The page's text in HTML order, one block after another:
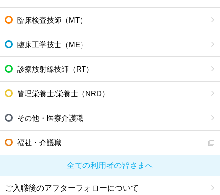
臨床検査技師（MT）
臨床工学技士（ME）
診療放射線技師（RT）
管理栄養士/栄養士（NRD）
その他・医療介護職
福祉・介護職
全ての利用者の皆さまへ
ご入職後のアフターフォローについて